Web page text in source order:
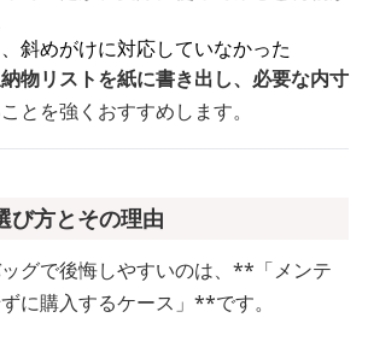
斜めがけに対応していなかった
物リストを紙に書き出し、必要な内寸
ことを強くおすすめします。
び方とその理由
グで後悔しやすいのは、**「メンテ
に購入するケース」**です。